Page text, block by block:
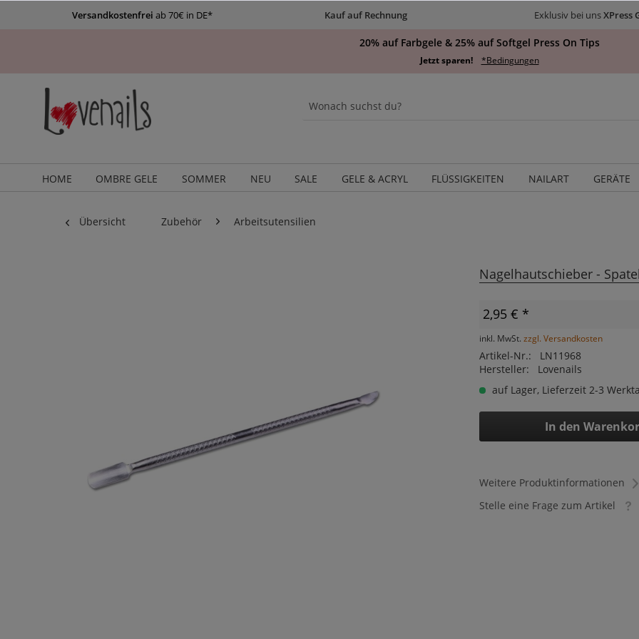
Versandkostenfrei ab 70€ in DE* Kauf auf Rechnung Exklusiv bei unsXPress
20% auf Farbgele & 25% auf Softgel Press On Tips
Jetzt sparen! *Bedingungen
HOME OMBRE GELE SOMMER NEU SALE GELE & ACRYL FLÜSSIGKEITEN NAILART GERÄTE
Übersicht Zubehör Arbeitsutensilien
Nagelhautschieber - Spatel
2,95 € *
inkl. MwSt. zzgl. Versandkosten
Artikel-Nr.:
LN11968
Hersteller:
Lovenails
auf Lager, Lieferzeit 2-3
In den
Weitere Produktinformationen
Stelle eine Frage zum Artikel